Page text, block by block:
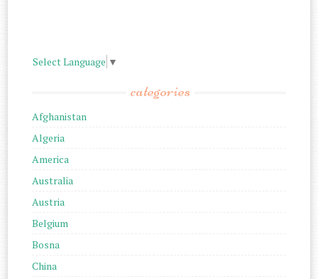
Select Language ▼
categories
Afghanistan
Algeria
America
Australia
Austria
Belgium
Bosna
China